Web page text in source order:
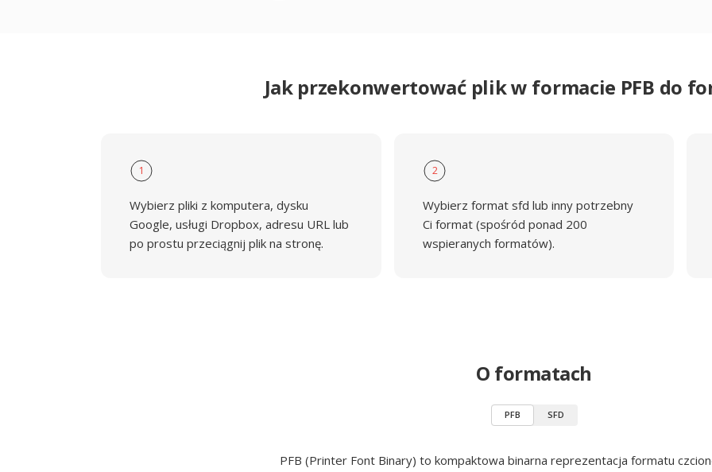
Jak przekonwertować plik w formacie PFB do
1
Wybierz pliki z komputera, dysku
Google, usługi Dropbox, adresu URL lub
po prostu przeciągnij plik na stronę.
2
Wybierz format sfd lub inny potrzebny
Ci format (spośród ponad 200
wspieranych formatów).
O formatach
PFB SFD
PFB (Printer Font Binary) to kompaktowa binarna reprezentacja formatu